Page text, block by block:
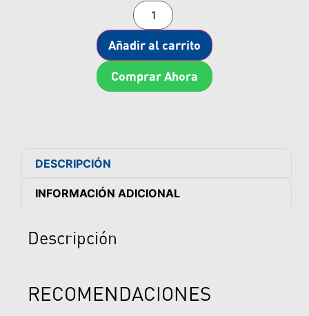
Añadir al carrito
Comprar Ahora
DESCRIPCIÓN
INFORMACIÓN ADICIONAL
Descripción
RECOMENDACIONES